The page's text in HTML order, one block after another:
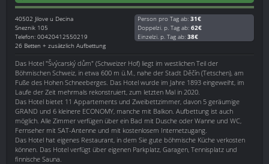
40502 Jilove u Decina
Sneznik 105
Telefon: 00420412550219
26 Betten + zusätzlich Aufbettung
Person pro Tag ab: 31€
Doppelzi. p. Tag ab: 62€
Einzelzi. p. Tag ab: 38€
Das Hotel "Švýcarský dům" (Schweizer Hof) liegt im westlichen Teil der
Böhmischen Schweiz, in etwa 600 m ü.M., nahe der Stadt Děčín (Tetschen), am
Fuße des Hohen Schneeberges. Das Hotel wurde im Jahre 1893 eingeweiht, im
Laufe der Zeit mehrmals rekonstruiert, zum letzten Mal in 2020.
Das Hotel bietet 11 Appartements und Zweibettzimmer, davon 5 geräumige
GRAND und 6 kleinere ECONOMY, manche mit Balkon. Aufbettung ist auch
möglich. Alle Zimmer verfügen über ein Bad mit Dusche oder Wanne und WC,
Fernseher mit SAT-Antenne und mit kostenlosem Internetzugang.
Das Hotel hat eigenes Restaurant, in dem Sie gute böhmische Küche verkosten
können. Das Hotel verfügt über eigenen Parkplatz, Garagen, Tennisplatz und
finnische Sauna.